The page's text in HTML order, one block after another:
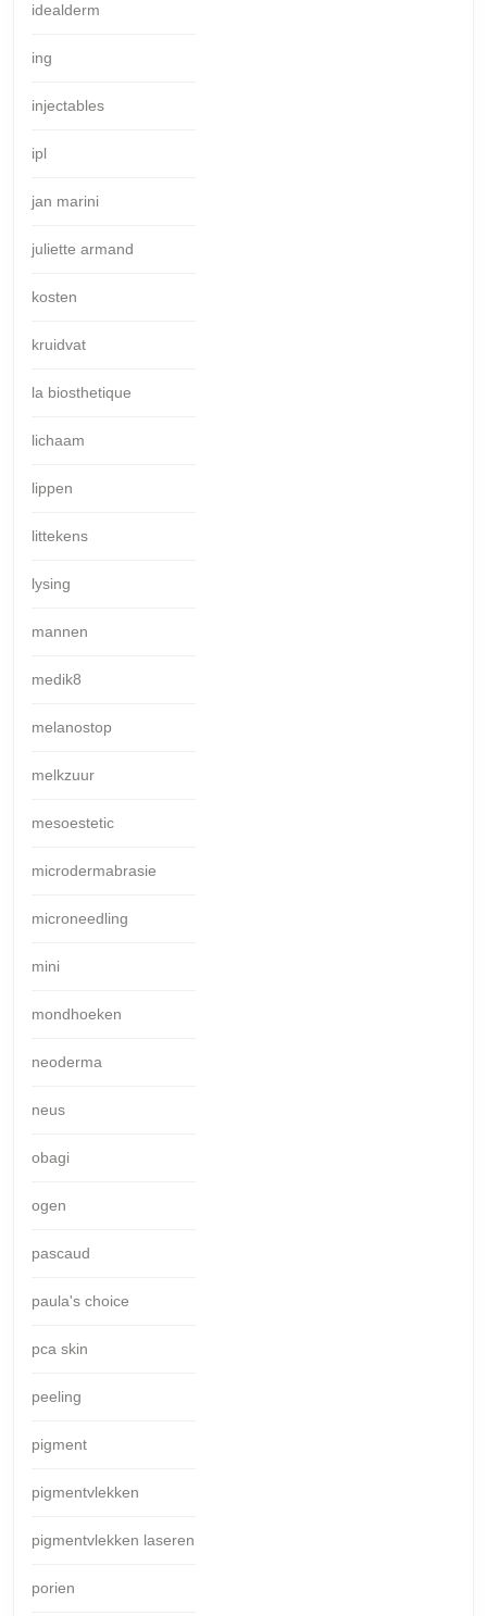
idealderm
ing
injectables
ipl
jan marini
juliette armand
kosten
kruidvat
la biosthetique
lichaam
lippen
littekens
lysing
mannen
medik8
melanostop
melkzuur
mesoestetic
microdermabrasie
microneedling
mini
mondhoeken
neoderma
neus
obagi
ogen
pascaud
paula's choice
pca skin
peeling
pigment
pigmentvlekken
pigmentvlekken laseren
porien